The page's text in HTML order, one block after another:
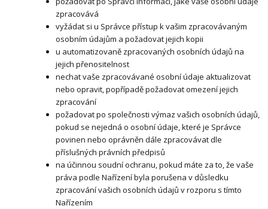
zpracovává
vyžádat si u Správce přístup k vašim zpracovávaným
osobním údajům a požadovat jejich kopii
u automatizovaně zpracovaných osobních údajů na
jejich přenositelnost
nechat vaše zpracovávané osobní údaje aktualizovat
nebo opravit, popřípadě požadovat omezení jejich
zpracování
požadovat po společnosti výmaz vašich osobních údajů,
pokud se nejedná o osobní údaje, které je Správce
povinen nebo oprávněn dále zpracovávat dle
příslušných právních předpisů
na účinnou soudní ochranu, pokud máte za to, že vaše
práva podle Nařízení byla porušena v důsledku
zpracování vašich osobních údajů v rozporu s tímto
Nařízením